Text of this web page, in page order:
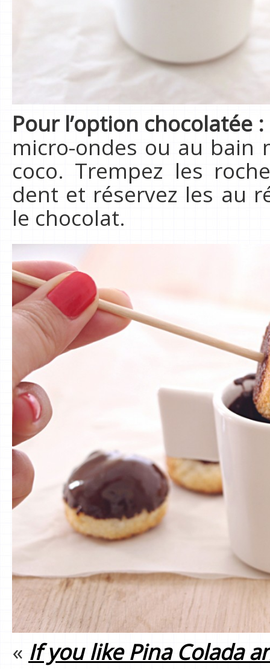
Pour l’option chocolatée :
micro-ondes ou au bain
coco. Trempez les
dent et réservez les au
le chocolat.
« If you like Pina Colada